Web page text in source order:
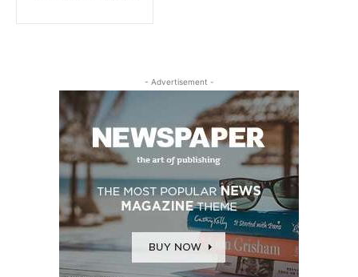
- Advertisement -